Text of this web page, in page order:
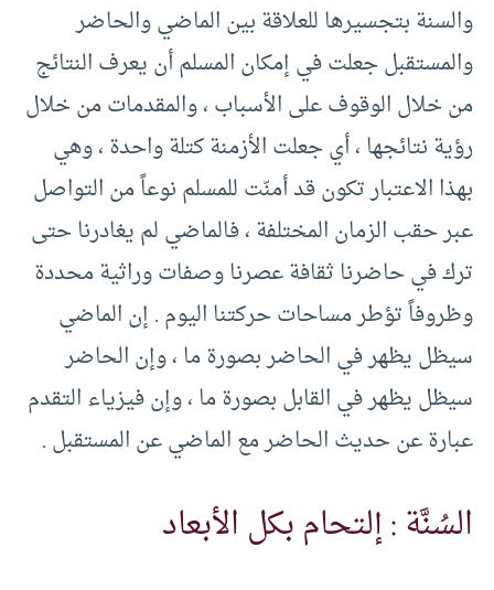
والسنة بتجسيرها للعلاقة بين الماضي والحاضر
والمستقبل جعلت في إمكان المسلم أن يعرف النتائج
من خلال الوقوف على الأسباب ، والمقدمات من خلال
رؤية نتائجها ، أي جعلت الأزمنة كتلة واحدة ، وهي
بهذا الاعتبار تكون قد أمنّت للمسلم نوعاً من التواصل
عبر حقب الزمان المختلفة ، فالماضي لم يغادرنا حتى
ترك في حاضرنا ثقافة عصرنا وصفات وراثية محددة
وظروفاً تؤطر مساحات حركتنا اليوم . إن الماضي
سيظل يظهر في الحاضر بصورة ما ، وإن الحاضر
سيظل يظهر في القابل بصورة ما ، وإن فيزياء التقدم
عبارة عن حديث الحاضر مع الماضي عن المستقبل .
السُنَّة : إلتحام بكل الأبعاد